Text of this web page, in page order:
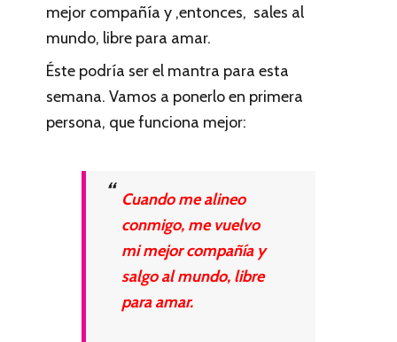
mejor compañía y ,entonces, sales al
mundo, libre para amar.
Éste podría ser el mantra para esta
semana. Vamos a ponerlo en primera
persona, que funciona mejor:
Cuando me alineo
conmigo, me vuelvo
mi mejor compañía y
salgo al mundo, libre
para amar.